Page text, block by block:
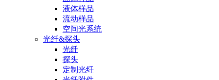
液体样品
流动样品
空间光系统
光纤&探头
光纤
探头
定制光纤